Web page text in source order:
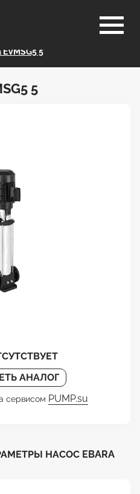
EVMSG5 5
5
АНАЛОГ
сервисом PUMP.su
НАСОС EBARA